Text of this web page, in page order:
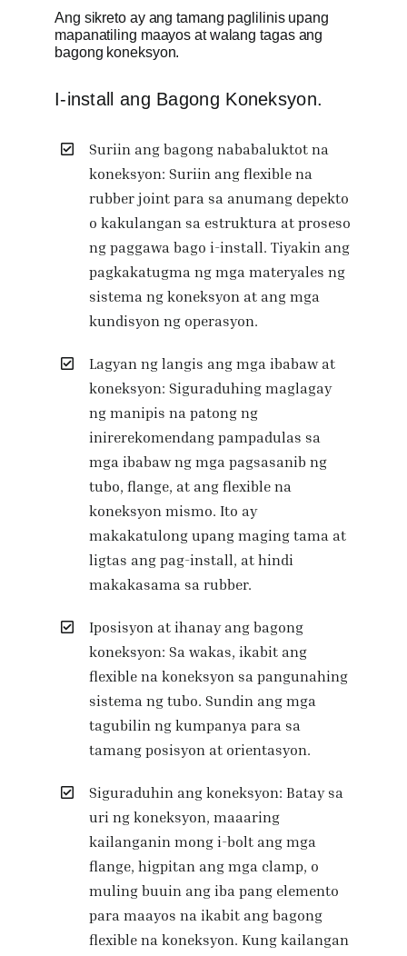
Ang sikreto ay ang tamang paglilinis upang
mapanatiling maayos at walang tagas ang
bagong koneksyon.
I-install ang Bagong Koneksyon.
Suriin ang bagong nababaluktot na
koneksyon: Suriin ang flexible na
rubber joint para sa anumang depekto
o kakulangan sa estruktura at proseso
ng paggawa bago i-install. Tiyakin ang
pagkakatugma ng mga materyales ng
sistema ng koneksyon at ang mga
kundisyon ng operasyon.
Lagyan ng langis ang mga ibabaw at
koneksyon: Siguraduhing maglagay
ng manipis na patong ng
inirerekomendang pampadulas sa
mga ibabaw ng mga pagsasanib ng
tubo, flange, at ang flexible na
koneksyon mismo. Ito ay
makakatulong upang maging tama at
ligtas ang pag-install, at hindi
makakasama sa rubber.
Iposisyon at ihanay ang bagong
koneksyon: Sa wakas, ikabit ang
flexible na koneksyon sa pangunahing
sistema ng tubo. Sundin ang mga
tagubilin ng kumpanya para sa
tamang posisyon at orientasyon.
Siguraduhin ang koneksyon: Batay sa
uri ng koneksyon, maaaring
kailanganin mong i-bolt ang mga
flange, higpitan ang mga clamp, o
muling buuin ang iba pang elemento
para maayos na ikabit ang bagong
flexible na koneksyon. Kung kailangan